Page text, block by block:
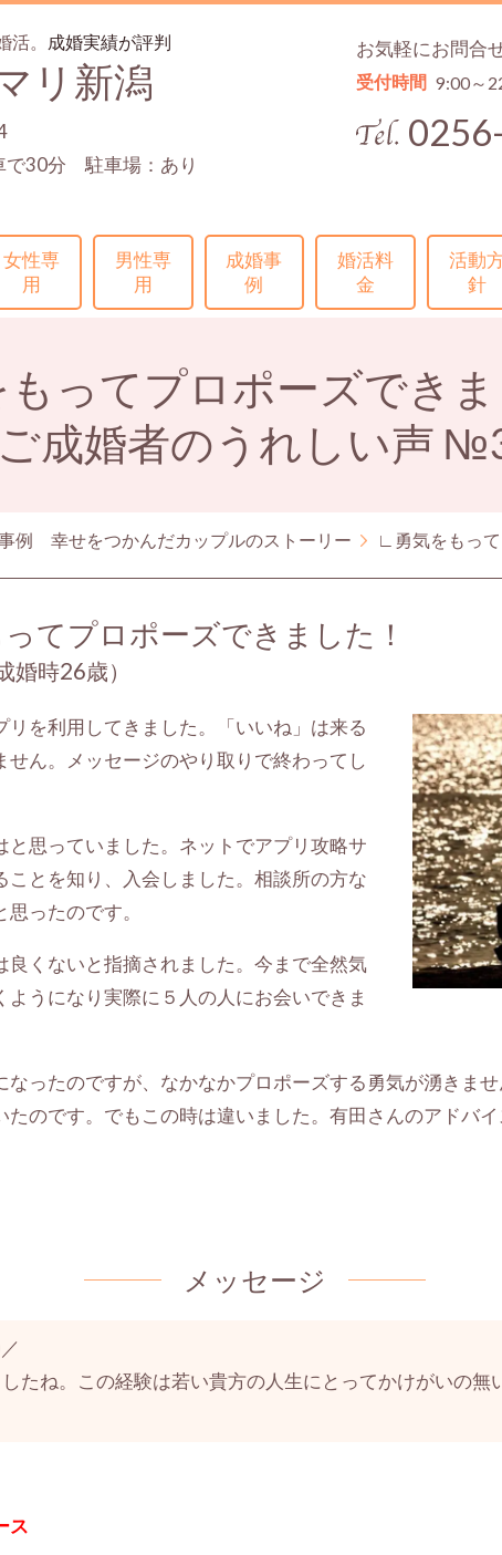
活。 成婚実績が評判
リ新潟
で30分 駐車場：あり
お気軽にお問合
受付時間 9:00～
女性専
用
男性専
用
成婚事
例
婚活料
金
活動
針
もってプロポーズでき
ご成婚者のうれしい声 №
例 幸せをつかんだカップルのストーリー ∟勇気をもっ
てプロポーズできました！
婚時26歳）
を利用してきました。「いいね」は来る
ん。メッセージのやり取りで終わってし
思っていました。ネットでアプリ攻略サ
とを知り、入会しました。相談所の方な
ったのです。
くないと指摘されました。今まで全然気
うになり実際に５人の人にお会いできま
ったのですが、なかなかプロポーズする勇気が湧きま
のです。でもこの時は違いました。有田さんのアドバ
メッセージ
たね。この経験は若い貴方の人生にとってかけがいの
ス